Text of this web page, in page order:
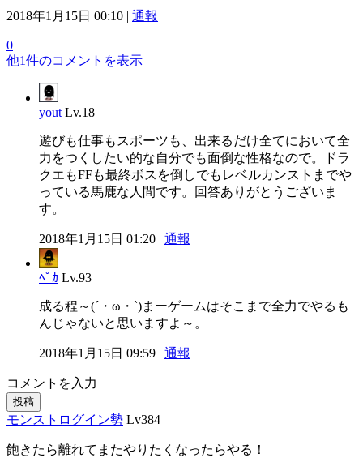
2018年1月15日 00:10 | 通報
0
他1件のコメントを表示
yout Lv.18
遊びも仕事もスポーツも、出来るだけ全てにおいて全
力をつくしたい的な自分でも面倒な性格なので。ドラ
クエもFFも最終ボスを倒しでもレベルカンストまでや
っている馬鹿な人間です。回答ありがとうございま
す。
2018年1月15日 01:20 | 通報
ﾍﾟｶ Lv.93
成る程～(´・ω・`)まーゲームはそこまで全力でやるも
んじゃないと思いますよ～。
2018年1月15日 09:59 | 通報
コメントを入力
投稿
モンストログイン勢 Lv384
飽きたら離れてまたやりたくなったらやる！